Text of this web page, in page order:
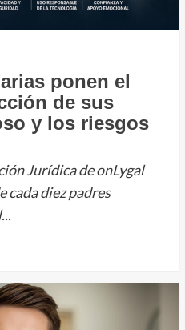
ponen el
de sus
y los riesgos
Jurídica de onLygal
cada diez padres